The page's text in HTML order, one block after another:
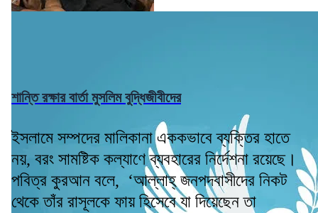
শান্তি রক্ষার বার্তা মুসলিম বুদ্ধিজীবীদের
ইসলামে সম্পদের মালিকানা এককভাবে ব্যক্তির হাতে
নয়, বরং সামষ্টিক কল্যাণে ব্যবহারের নির্দেশনা রয়েছে।
পবিত্র কুরআন বলে, ‘আল্লাহ্ জনপদবাসীদের নিকট
থেকে তাঁর রাসূলকে ফায় হিসেবে যা দিয়েছেন তা